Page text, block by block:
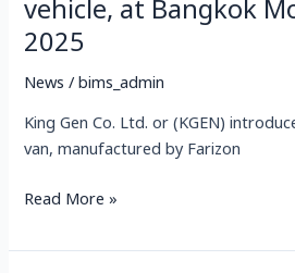
vehicle, at Bangkok
2025
News /bims_admin
King Gen Co. Ltd. or (KGEN)
van, manufactured by Farizon
Motor
Show
Read More »